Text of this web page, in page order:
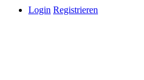
Login Registrieren